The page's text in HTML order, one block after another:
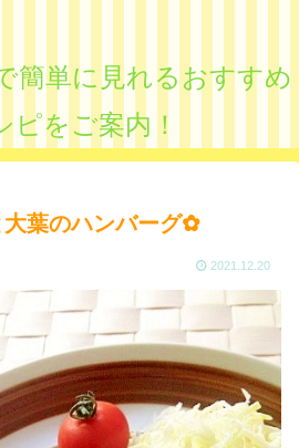
簡単に見れるおすすめ
ピをご案内！
大葉のハンバーグ✿
2021.12.20